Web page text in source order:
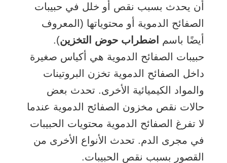
أن يحدث بسبب نقص أو خلل في حبيبات
الصفائح الدموية أو محتوياتها (المعروف
أيضًا باسم
اضطراب حوض التخزين).
حبيبات الصفائح الدموية هي أكياس صغيرة
داخل الصفائح الدموية تخزن البروتينات
والمواد الكيميائية الأخرى. تحدث بعض
حالات نقص مخزون الصفائح الدموية عندما
لا تفرغ الصفائح الدموية محتويات الحبيبات
في مجرى الدم. تحدث الأنواع الأخرى من
القصور بسبب نقص الحبيبات.